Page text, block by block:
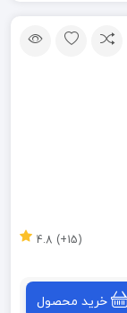
(15+) 4.8
خرید محصول